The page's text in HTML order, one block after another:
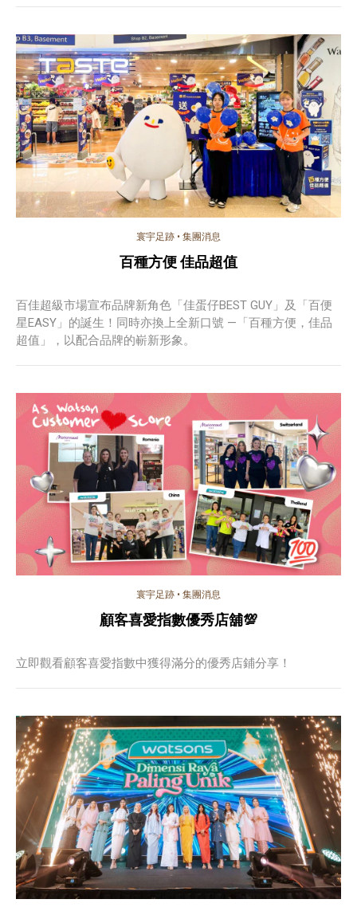
寰宇足跡 • 集團消息
百種方便 佳品超值
百佳超級市場宣布品牌新角色「佳蛋仔BEST GUY」及「百便
星EASY」的誕生！同時亦換上全新口號 —「百種方便，佳品
超值」，以配合品牌的嶄新形象。
寰宇足跡 • 集團消息
顧客喜愛指數優秀店舖💯
立即觀看顧客喜愛指數中獲得滿分的優秀店鋪分享！